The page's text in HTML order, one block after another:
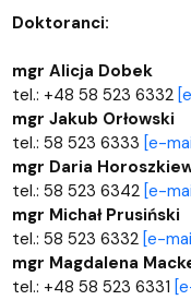
Doktoranci:
mgr Alicja Dobek
tel.: +48 58 523 6332
mgr Jakub Orłowski
tel.: 58 523 6333 [e-
mgr Daria
tel.: 58 523 6342 [e-
mgr Michał Prusiński
tel.: 58 523 6332 [e-
mgr Magdalena
tel.: +48 58 523 6331